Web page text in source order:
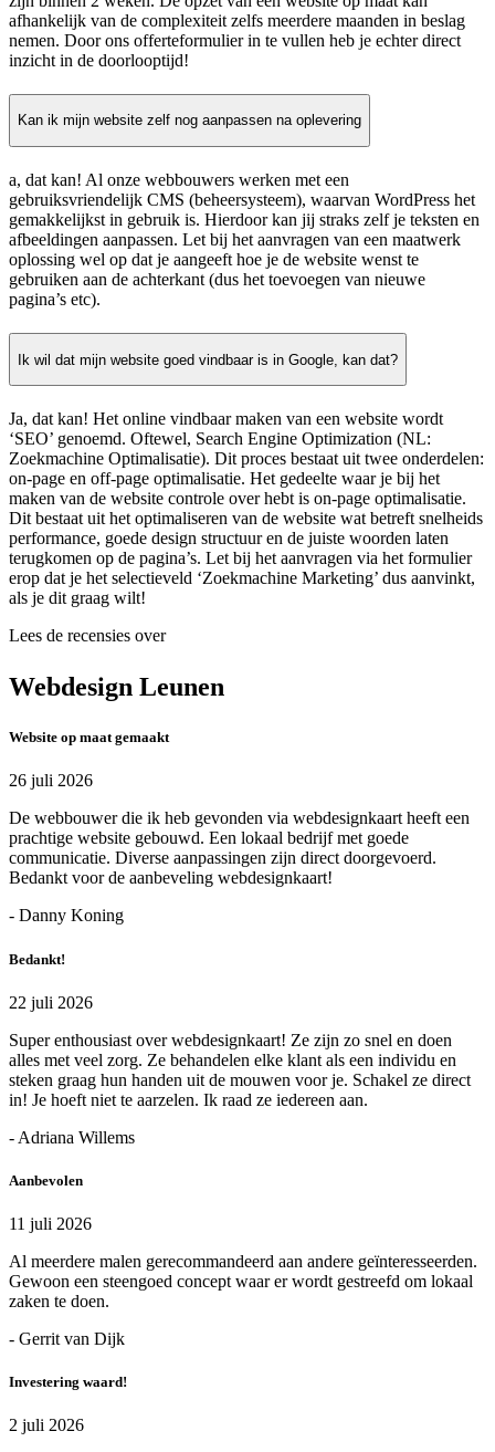
afhankelijk van de complexiteit zelfs meerdere maanden in beslag
nemen. Door ons offerteformulier in te vullen heb je echter direct
inzicht in de doorlooptijd!
Kan ik mijn website zelf nog aanpassen na oplevering
a, dat kan! Al onze webbouwers werken met een
gebruiksvriendelijk CMS (beheersysteem), waarvan WordPress het
gemakkelijkst in gebruik is. Hierdoor kan jij straks zelf je teksten en
afbeeldingen aanpassen. Let bij het aanvragen van een maatwerk
oplossing wel op dat je aangeeft hoe je de website wenst te
gebruiken aan de achterkant (dus het toevoegen van nieuwe
pagina’s etc).
Ik wil dat mijn website goed vindbaar is in Google, kan dat?
Ja, dat kan! Het online vindbaar maken van een website wordt
‘SEO’ genoemd. Oftewel, Search Engine Optimization (NL:
Zoekmachine Optimalisatie). Dit proces bestaat uit twee onderdelen:
on-page en off-page optimalisatie. Het gedeelte waar je bij het
maken van de website controle over hebt is on-page optimalisatie.
Dit bestaat uit het optimaliseren van de website wat betreft snelheids
performance, goede design structuur en de juiste woorden laten
terugkomen op de pagina’s. Let bij het aanvragen via het formulier
erop dat je het selectieveld ‘Zoekmachine Marketing’ dus aanvinkt,
als je dit graag wilt!
Lees de recensies over
Webdesign Leunen
Website op maat gemaakt
26 juli 2026
De webbouwer die ik heb gevonden via webdesignkaart heeft een
prachtige website gebouwd. Een lokaal bedrijf met goede
communicatie. Diverse aanpassingen zijn direct doorgevoerd.
Bedankt voor de aanbeveling webdesignkaart!
- Danny Koning
Bedankt!
22 juli 2026
Super enthousiast over webdesignkaart! Ze zijn zo snel en doen
alles met veel zorg. Ze behandelen elke klant als een individu en
steken graag hun handen uit de mouwen voor je. Schakel ze direct
in! Je hoeft niet te aarzelen. Ik raad ze iedereen aan.
- Adriana Willems
Aanbevolen
11 juli 2026
Al meerdere malen gerecommandeerd aan andere geïnteresseerden.
Gewoon een steengoed concept waar er wordt gestreefd om lokaal
zaken te doen.
- Gerrit van Dijk
Investering waard!
2 juli 2026